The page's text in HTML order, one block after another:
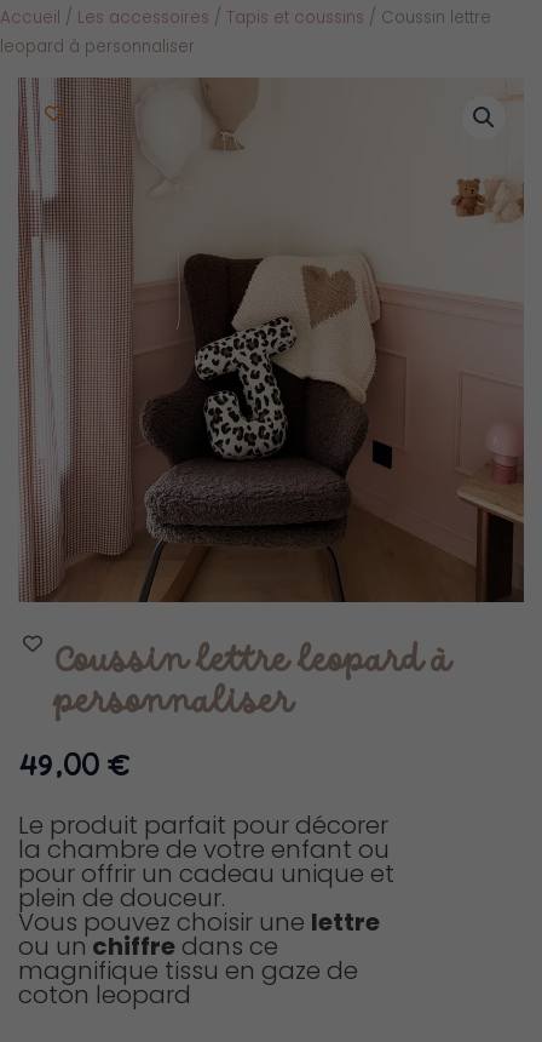
Accueil / Les accessoires / Tapis et coussins / Coussin lettre
leopard à personnaliser
Coussin lettre leopard à
personnaliser
49,00 €
Le produit parfait pour décorer
la chambre de votre enfant ou
pour offrir un cadeau unique et
plein de douceur.
Vous pouvez choisir une lettre
ou unchiffre dans ce
magnifique tissu en gaze de
coton leopard